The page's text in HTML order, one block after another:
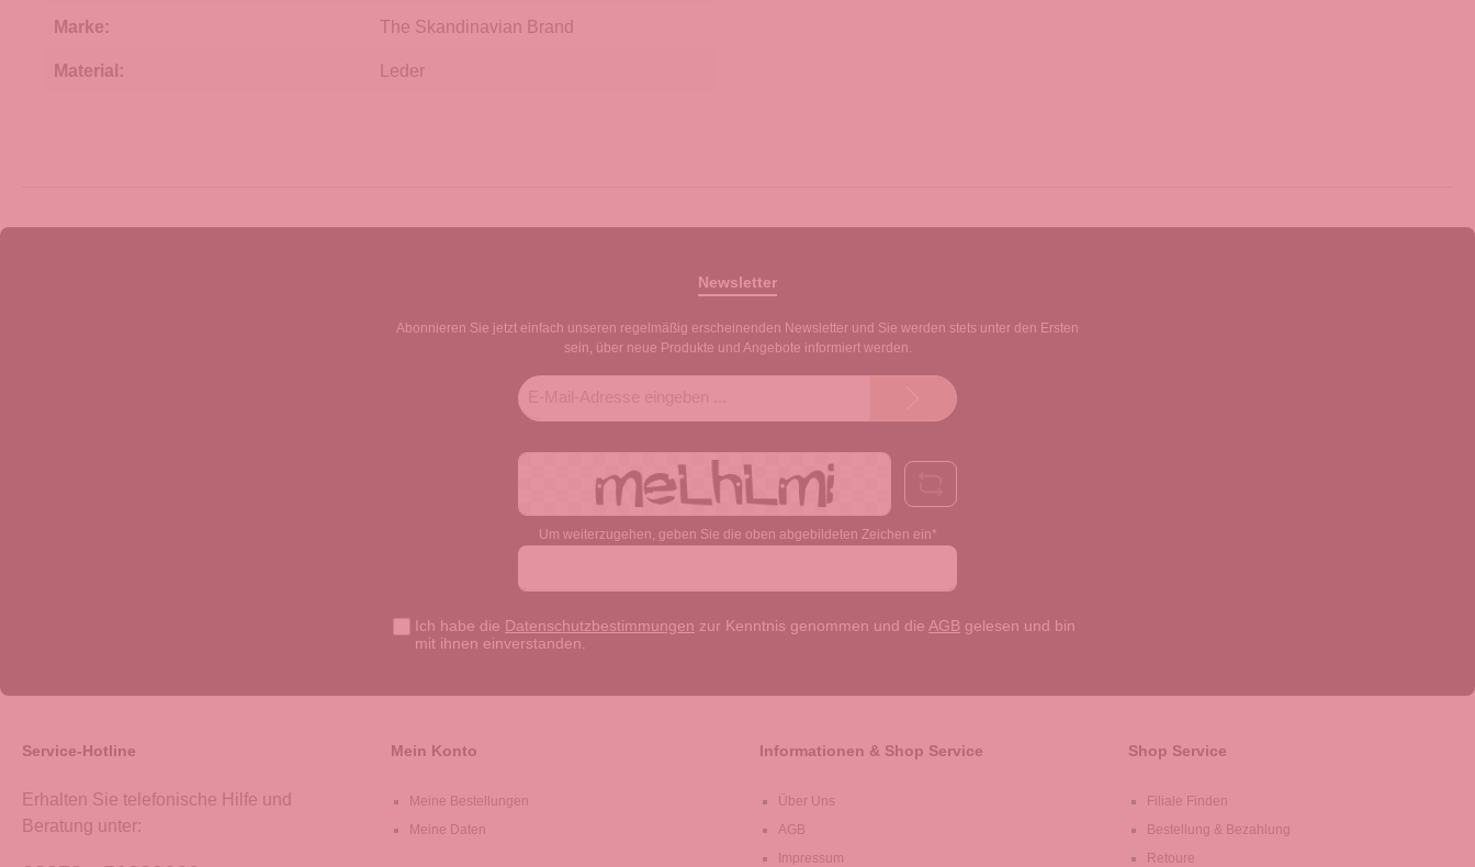
Marke: The Skandinavian Brand
Material: Leder
Newsletter
Abonnieren Sie jetzt einfach unseren regelmäßig erscheinenden Newsletter und Sie werden stets unter den Ersten
sein, über neue Produkte und Angebote informiert werden.
Adresse*
Um weiterzugehen, geben Sie die oben abgebildeten Zeichen ein*
Ich habe die Datenschutzbestimmungen zur Kenntnis genommen und die AGB gelesen und bin
mit ihnen einverstanden.
Service-Hotline
Erhalten Sie telefonische Hilfe und
Beratung unter:
Mein Konto
Meine Bestellungen
Meine Daten
Informationen & Shop Service
Über Uns
AGB
Impressum
Shop Service
Filiale Finden
Bestellung & Bezahlung
Retoure